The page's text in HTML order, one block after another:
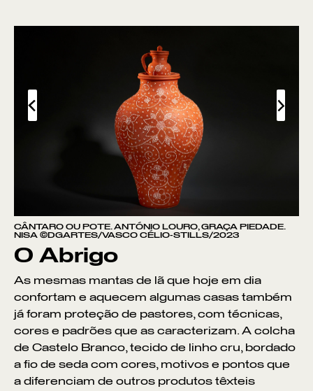
CÂNTARO OU POTE. ANTÓNIO LOURO, GRAÇA PIEDADE.
NISA ©DGARTES/VASCO CÉLIO-STILLS/2023
O Abrigo
As mesmas mantas de lã que hoje em dia
confortam e aquecem algumas casas também
já foram proteção de pastores, com técnicas,
cores e padrões que as caracterizam. A colcha
de Castelo Branco, tecido de linho cru, bordado
a fio de seda com cores, motivos e pontos que
a diferenciam de outros produtos têxteis